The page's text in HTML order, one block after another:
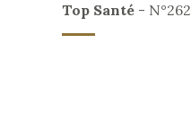
Top Santé - N°262